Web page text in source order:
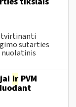
sutarties
nuolatinis
ir PVM